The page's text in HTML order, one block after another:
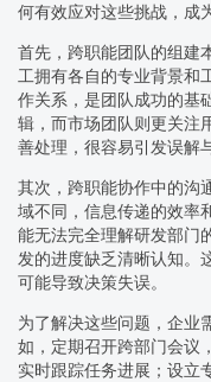
何有效应对这些挑战，成
首先，跨职能团队的组建
工拥有各自的专业背景和
作关系，是团队成功的基
辑，而市场团队则更关注
善处理，很容易引发误解
其次，跨职能协作中的沟
域不同，信息传递的效率
能无法完全理解研发部门
发的进度缺乏清晰认知。
可能导致决策失误。
为了解决这些问题，企业
如，定期召开跨部门会议
实时跟踪任务进展；设立